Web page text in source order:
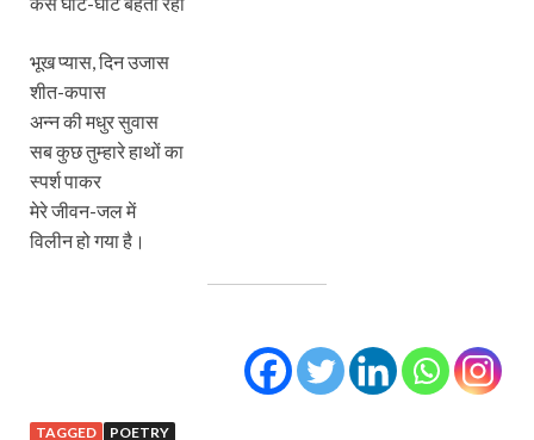
भूख प्यास, दिन उजास
शीत-कपास
अन्न की मधुर सुवास
सब कुछ तुम्हारे हाथों का
स्पर्श पाकर
मेरे जीवन-जल में
विलीन हो गया है।
TAGGED POETRY